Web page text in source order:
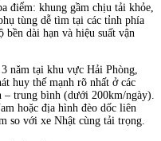
điểm: khung gầm chịu tải khỏe,
tùng dễ tìm tại các tỉnh phía
bền dài hạn và hiệu suất vận
năm tại khu vực Hải Phòng,
huy thế mạnh rõ nhất ở các
trung bình (dưới 200km/ngày).
hoặc địa hình đèo dốc liên
so với xe Nhật cùng tải trọng.